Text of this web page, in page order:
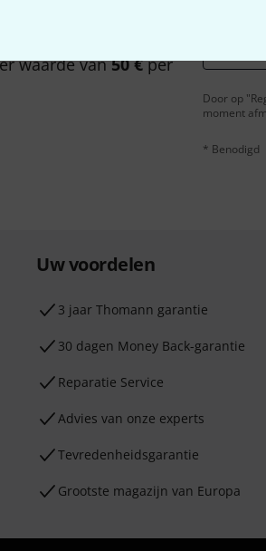
Engels en met een
waarde van50 €per
Door op
moment
* Benodigd
Uw voordelen
3 jaar Thomann garantie
30 dagen Money Back-garantie
Reparatie Service
Advies van onze experts
Tevredenheidsgarantie
Grootste magazijn van Europa